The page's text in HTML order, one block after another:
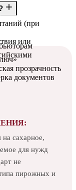
(при
или
прозрачность
документов
на сахарное,
для нужд
не
пирожных и